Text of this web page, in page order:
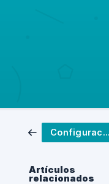
Configuración
Artículos
relacionados